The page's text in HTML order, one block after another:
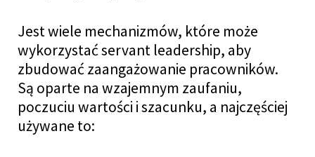
Jest wiele mechanizmów, które może
wykorzystać servant leadership, aby
zbudować zaangażowanie pracowników.
Są oparte na wzajemnym zaufaniu,
poczuciu wartości i szacunku, a najczęściej
używane to: